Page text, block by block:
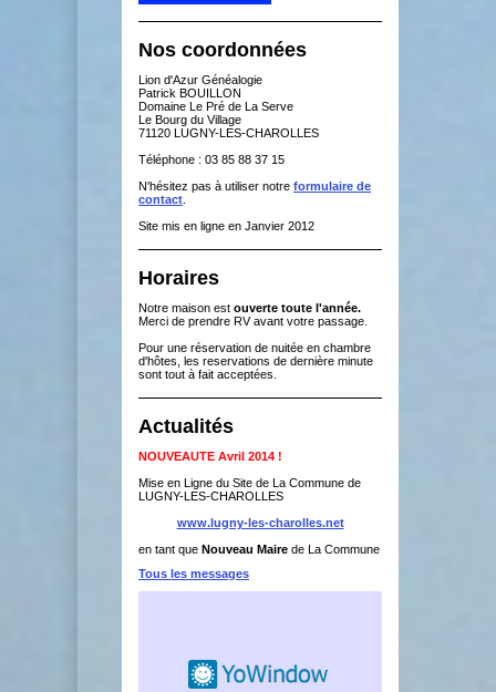
Nos coordonnées
Lion d'Azur Généalogie
Patrick BOUILLON
Domaine Le Pré de La Serve
Le Bourg du Village
71120 LUGNY-LES-CHAROLLES
Téléphone : 03 85 88 37 15
N'hésitez pas à utiliser notre formulaire de
contact
Site mis en ligne en Janvier 2012
Horaires
Notre maison est ouverte toute l'année.
Merci de prendre RV avant votre passage.
Pour une réservation de nuitée en chambre
d'hôtes, les reservations de dernière minute
sont tout à fait acceptées.
Actualités
NOUVEAUTE Avril 2014 !
Mise en Ligne du Site de La Commune de
LUGNY-LES-CHAROLLES
www.lugny-les-charolles.net
en tant que Nouveau Maire de La Commune
Tous les messages